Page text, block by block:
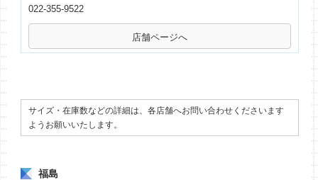
022-355-9522
サイズ・在庫数などの詳細は、各店舗へお問い合わせくださいます
ようお願いいたします。
福島